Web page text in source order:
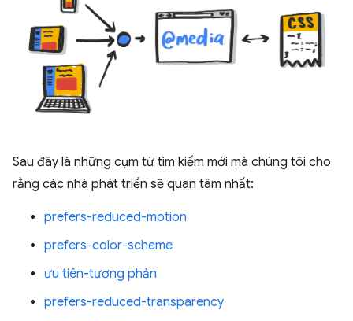
Sau đây là những cụm từ tìm kiếm mới mà chúng tôi cho
rằng các nhà phát triển sẽ quan tâm nhất:
prefers-reduced-motion
prefers-color-scheme
ưu tiên-tương phản
prefers-reduced-transparency